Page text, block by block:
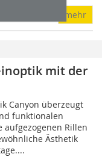
mehr
mit der
Canyon überzeugt
funktionalen
Rillen
Ästhetik